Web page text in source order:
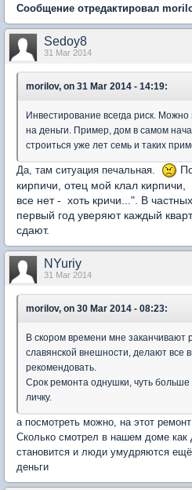
Сообщение отредактировал
Sedoy8
31 Mar 2014
morilov, on 31 Mar 2014 - 14:19:
Инвестирование всегда риск.
на деньги. Пример, дом в самом
строиться уже лет семь и таких
Да, там ситуация печальная.
кирпичи, отец мой клал
все нет - хоть кричи...". В
первый год уверяют каждый
сдают.
NYuriy
31 Mar 2014
morilov, on 30 Mar 2014 - 08:23:
В скором времени мне заканчивают
славянской внешности, делают все
рекомендовать.
Срок ремонта однушки, чуть
личку.
а посмотреть можно, на этот
Сколько смотрел в нашем доме
становится и люди умудряются
деньги